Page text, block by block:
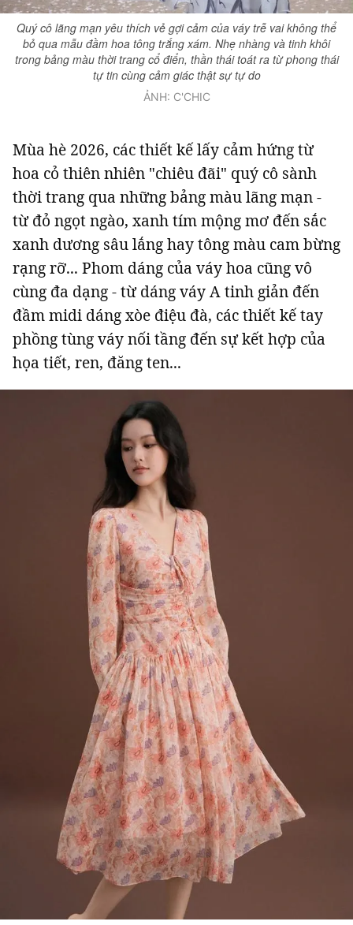
Quý cô lãng mạn yêu thích vẻ gợi cảm của váy trễ vai không thể
bỏ qua mẫu đầm hoa tông trắng xám. Nhẹ nhàng và tinh khôi
trong bảng màu thời trang cổ điển, thần thái toát ra từ phong thái
tự tin cùng cảm giác thật sự tự do
ẢNH: C'CHIC
Mùa hè 2026, các thiết kế lấy cảm hứng từ
hoa cỏ thiên nhiên "chiêu đãi" quý cô sành
thời trang qua những bảng màu lãng mạn -
từ đỏ ngọt ngào, xanh tím mộng mơ đến sắc
xanh dương sâu lắng hay tông màu cam bừng
rạng rỡ... Phom dáng của váy hoa cũng vô
cùng đa dạng - từ dáng váy A tinh giản đến
đầm midi dáng xòe điệu đà, các thiết kế tay
phồng tùng váy nối tầng đến sự kết hợp của
họa tiết, ren, đăng ten...